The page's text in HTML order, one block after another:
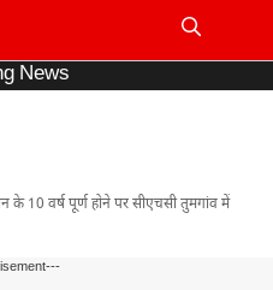
News
के 10 वर्ष पूर्ण होने पर सीएचसी तुमगांव में